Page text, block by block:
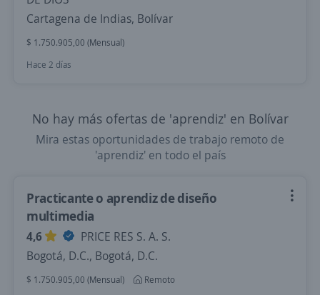
Cartagena de Indias, Bolívar
$ 1.750.905,00 (Mensual)
Hace 2 días
No hay más ofertas de 'aprendiz' en Bolívar
Mira estas oportunidades de trabajo remoto de
'aprendiz' en todo el país
Practicante o aprendiz de diseño
multimedia
4,6
PRICE RES S. A. S.
Bogotá, D.C., Bogotá, D.C.
$ 1.750.905,00 (Mensual)
Remoto